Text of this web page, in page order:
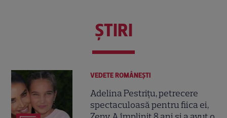
ŞTIRI
VEDETE ROMÂNEŞTI
Adelina Pestrițu, petrecere
spectaculoasă pentru fiica ei,